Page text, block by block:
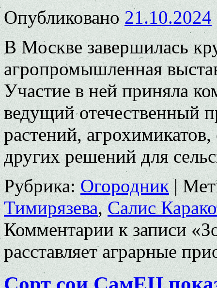
Опубликовано 21.10.2024
В Москве завершилась
агропромышленная
Участие в ней приняла
ведущий отечественный
растений,
других решений для
Рубрика: Огородник |
Тимирязева,Салис
Комментариик записи
расставляет аграрные